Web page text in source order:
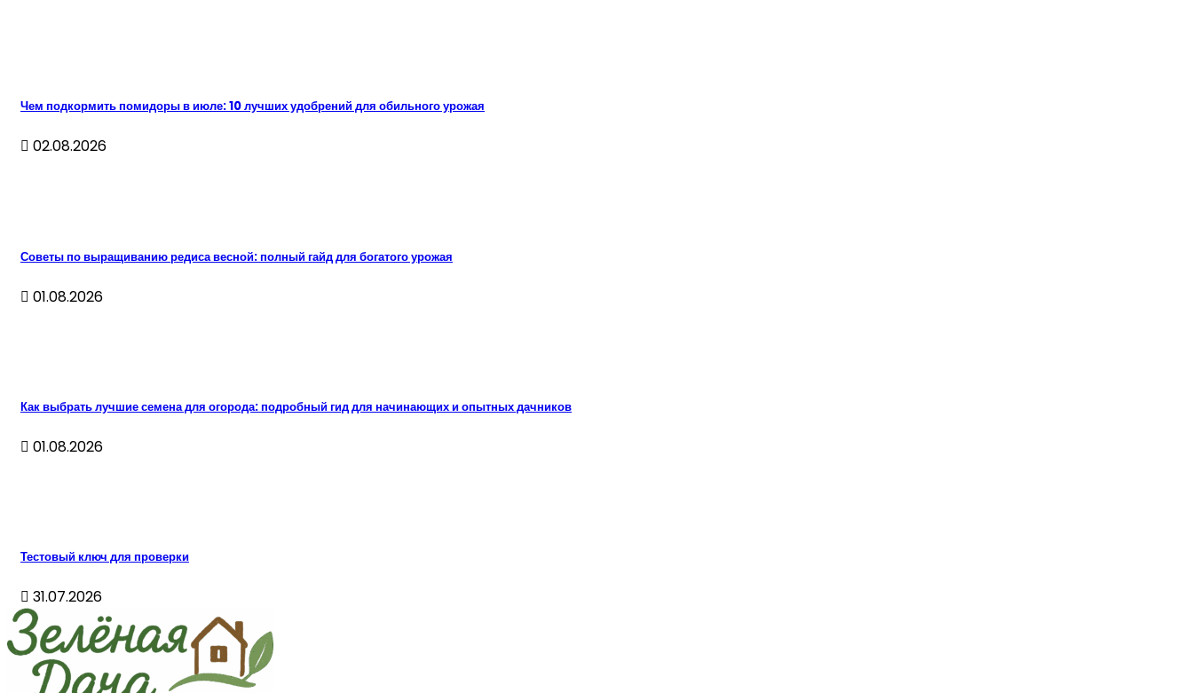
Чем подкормить помидоры в июле: 10 лучших удобрений для обильного урожая
02.08.2026
Советы по выращиванию редиса весной: полный гайд для богатого урожая
01.08.2026
Как выбрать лучшие семена для огорода: подробный гид для начинающих и опытных дачников
01.08.2026
Тестовый ключ для проверки
31.07.2026